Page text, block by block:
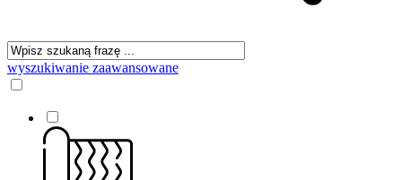
wyszukiwanie zaawansowane